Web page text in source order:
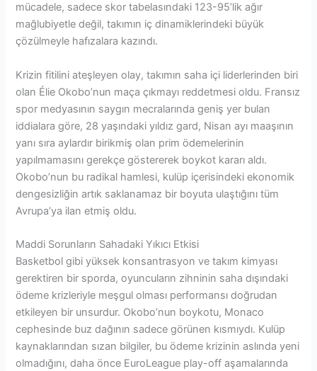
mücadele, sadece skor tabelasındaki 123-95’lik ağır
mağlubiyetle değil, takımın iç dinamiklerindeki büyük
çözülmeyle hafızalara kazındı.
Krizin fitilini ateşleyen olay, takımın saha içi liderlerinden biri
olan Élie Okobo’nun maça çıkmayı reddetmesi oldu. Fransız
spor medyasının saygın mecralarında geniş yer bulan
iddialara göre, 28 yaşındaki yıldız gard, Nisan ayı maaşının
yanı sıra aylardır birikmiş olan prim ödemelerinin
yapılmamasını gerekçe göstererek boykot kararı aldı.
Okobo’nun bu radikal hamlesi, kulüp içerisindeki ekonomik
dengesizliğin artık saklanamaz bir boyuta ulaştığını tüm
Avrupa’ya ilan etmiş oldu.
Maddi Sorunların Sahadaki Yıkıcı Etkisi
Basketbol gibi yüksek konsantrasyon ve takım kimyası
gerektiren bir sporda, oyuncuların zihninin saha dışındaki
ödeme krizleriyle meşgul olması performansı doğrudan
etkileyen bir unsurdur. Okobo’nun boykotu, Monaco
cephesinde buz dağının sadece görünen kısmıydı. Kulüp
kaynaklarından sızan bilgiler, bu ödeme krizinin aslında yeni
olmadığını, daha önce EuroLeague play-off aşamalarında